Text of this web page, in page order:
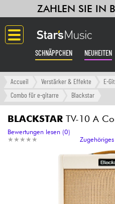
ZAHLEN SIE IN
SCHNÄPPCHEN NEUHEITEN
Langue
Verstärker & Effekte
Klaviere & Piano
Synths & samplers
Accueil Verstärker & Effekte
E-
Combo für e-gitarre
Blackstar
BLACKSTAR TV-10 A
★ ★ ★ ★ ★
★ ★ ★ ★ ★
Bewertungen lesen (0)